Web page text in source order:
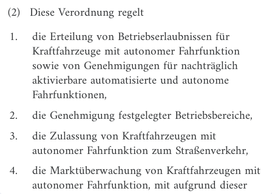
§ 6
Widerruf und Ruhen der Betriebserlaubnis;
Widerruf und Ruhen der Genehmigung der
nachträglichen Aktivierung automatisierter oder
autonomer Fahrfunktionen
Festlegung eines Betriebsbereichs
durch Genehmigung
Antrag auf Genehmigung durch den Halter
Genehmigungserteilung; Kontrollen
Widerruf und Ruhen der Genehmigung eines
festgelegten Betriebsbereichs
Maßgaben zur Anwendung der Fahrzeug-
(2) Diese Verordnung regelt
1.
die Erteilung von Betriebserlaubnissen für
Kraftfahrzeuge mit autonomer Fahrfunktion
sowie von Genehmigungen für nachträglich
aktivierbare automatisierte und autonome
Fahrfunktionen,
2.
die Genehmigung festgelegter Betriebsbereiche,
3.
die Zulassung von Kraftfahrzeugen mit
autonomer Fahrfunktion zum Straßenverkehr,
4.
die Marktüberwachung von Kraftfahrzeugen mit
autonomer Fahrfunktion, mit aufgrund dieser